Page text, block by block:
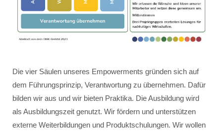
Die vier Säulen unseres Empowerments gründen sich auf
dem Führungsprinzip, Verantwortung zu übernehmen. Dafür
bilden wir aus und wir bieten Praktika. Die Ausbildung wird
als Ausbildungszeit genutzt. Wir fördern und unterstützen
externe Weiterbildungen und Produktschulungen. Wir wollen